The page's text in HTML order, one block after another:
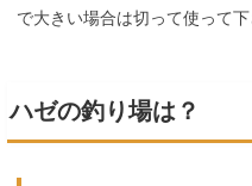
で大きい場合は切って使って下
ハゼの釣り場は？